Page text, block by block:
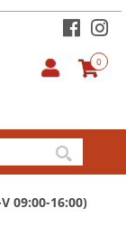
0
09:00-16:00)